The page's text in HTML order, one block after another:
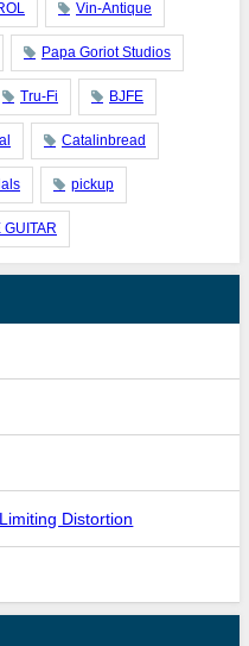
Vin-Antique
Papa Goriot Studios
Tru-Fi BJFE
Catalinbread
pickup
GUITAR
Distortion